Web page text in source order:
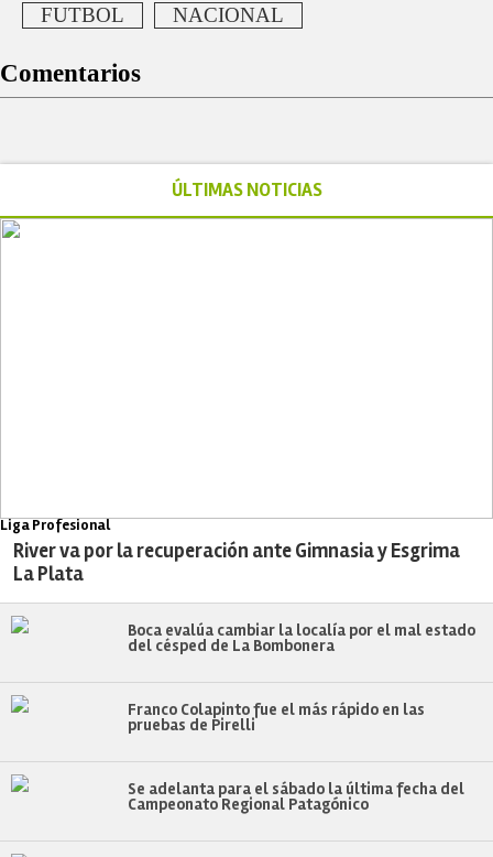
FUTBOL NACIONAL
Comentarios
ÚLTIMAS NOTICIAS
Liga Profesional
River va por la recuperación ante Gimnasia y Esgrima
La Plata
Boca evalúa cambiar la localía por el mal estado
del césped de La Bombonera
Franco Colapinto fue el más rápido en las
pruebas de Pirelli
Se adelanta para el sábado la última fecha del
Campeonato Regional Patagónico